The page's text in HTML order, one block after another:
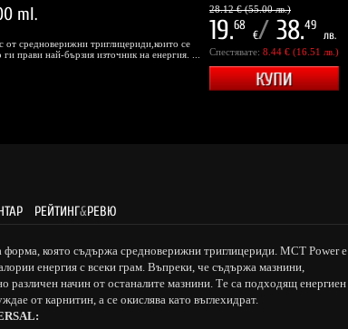
ml.
средноверижни триглицериди,които се
прави най-бързия източник на енергия. ...
28.12 € (55.00 лв.)
19.68
€/ 38.49
лв.
Спестявате: 8.44 € (16.51 лв.)
РЕЙТИНГ&РЕВЮ
която съдържа средноверижни триглицериди. MCT Power е
енергия с всеки грам. Въпреки, че съдържа мазнини,
различен начин от останалите мазнини. Те са подходящ енергиен
от карнитин, а се окислява като въглехидрат.